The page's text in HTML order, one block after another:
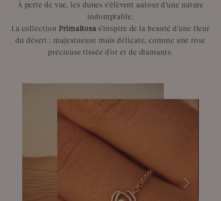
À perte de vue, les dunes s’élèvent autour d’une nature
indomptable.
La collection PrimaRosas’inspire de la beauté d’une fleur
du désert : majestueuse mais délicate, comme une rose
précieuse tissée d’or et de diamants.